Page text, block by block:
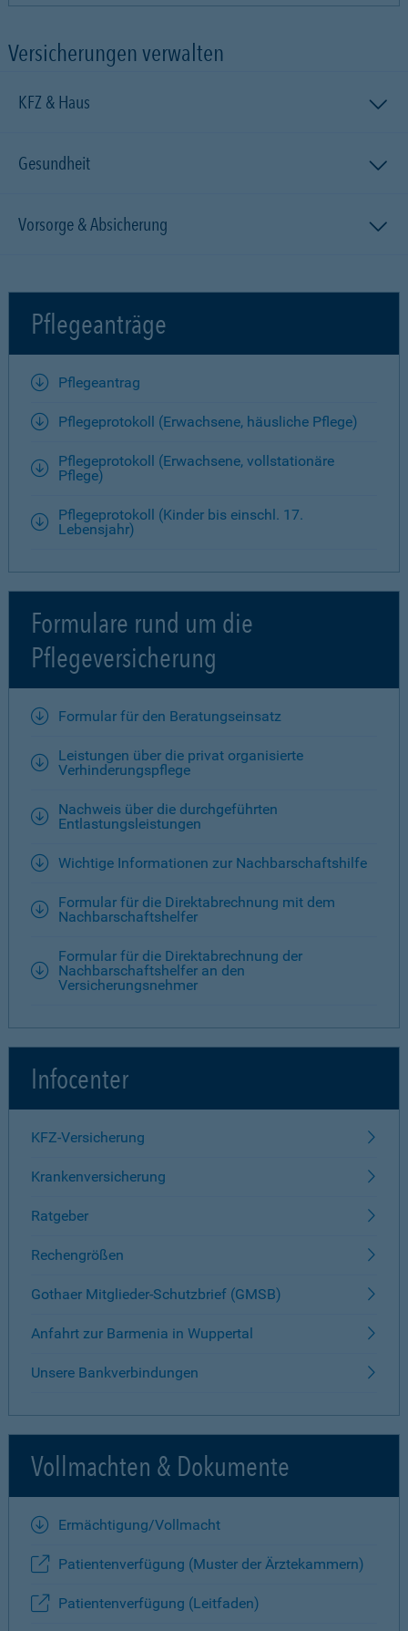
Versicherungen verwalten
KFZ & Haus
Gesundheit
Vorsorge & Absicherung
Pflegeanträge
Pflegeantrag
Pflegeprotokoll (Erwachsene, häusliche Pflege)
Pflegeprotokoll (Erwachsene, vollstationäre
Pflege)
Pflegeprotokoll (Kinder bis einschl. 17.
Lebensjahr)
Formulare rund um die
Pflegeversicherung
Formular für den Beratungseinsatz
Leistungen über die privat organisierte
Verhinderungspflege
Nachweis über die durchgeführten
Entlastungsleistungen
Wichtige Informationen zur Nachbarschaftshilfe
Formular für die Direktabrechnung mit dem
Nachbarschaftshelfer
Formular für die Direktabrechnung der
Nachbarschaftshelfer an den
Versicherungsnehmer
Infocenter
KFZ-Versicherung
Krankenversicherung
Ratgeber
Rechengrößen
Gothaer Mitglieder-Schutzbrief (GMSB)
Anfahrt zur Barmenia in Wuppertal
Unsere Bankverbindungen
Vollmachten & Dokumente
Ermächtigung/Vollmacht
Patientenverfügung (Muster der Ärztekammern)
Patientenverfügung (Leitfaden)